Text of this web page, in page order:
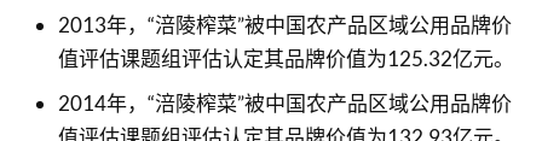
2013年，“涪陵榨菜”被中国农产品区域公用品牌价
值评估课题组评估认定其品牌价值为125.32亿元。
2014年，“涪陵榨菜”被中国农产品区域公用品牌价